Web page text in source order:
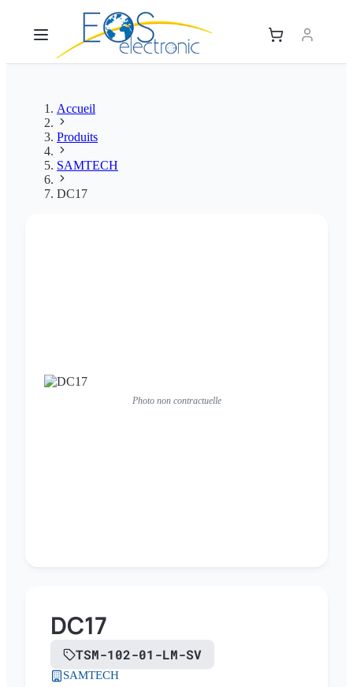
Accueil
Produits
SAMTECH
DC17
Photo non contractuelle
DC17
TSM-102-01-LM-SV
SAMTECH